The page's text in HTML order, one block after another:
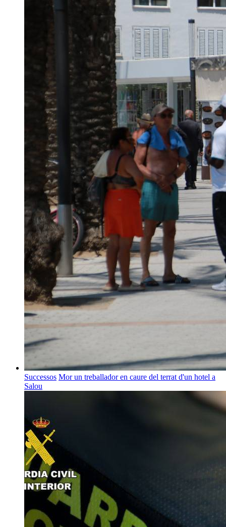
Successos Mor un treballador en caure del terrat d'un hotel a
Salou